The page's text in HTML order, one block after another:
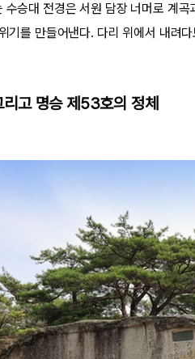
수승대 전경은 서원 담장 너머로 계
기를 만들어낸다. 다리 위에서 내려
고 명승 제53호의 정체